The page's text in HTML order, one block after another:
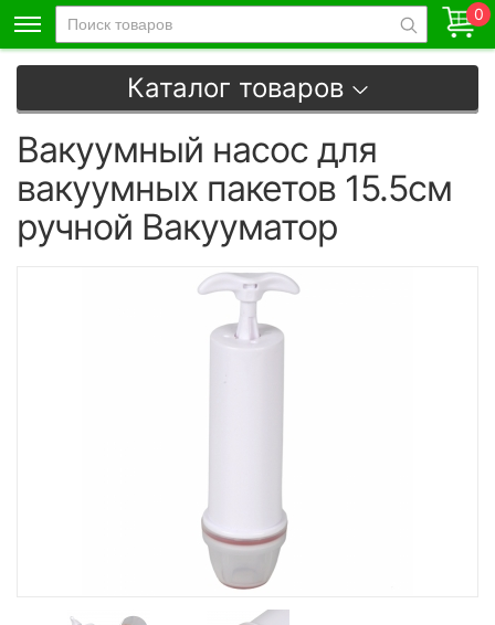
0
Каталог товаров
Вакуумный насос для
вакуумных пакетов 15.5см
ручной Вакууматор